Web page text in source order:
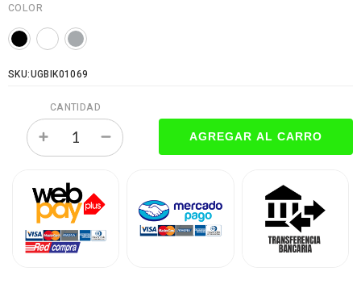
COLOR
SKU:UGBIK01069
CANTIDAD